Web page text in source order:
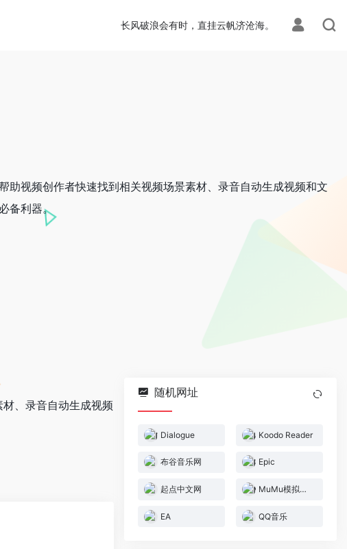
长风破浪会有时，直挂云帆济沧海。
助视频创作者快速找到相关视频场景素材、录音自动生成视频和文
备利器。
、录音自动生成视频
随机网址
Dialogue Koodo Reader
布谷音乐网 Epic
起点中文网 MuMu模拟器官网
EA QQ音乐